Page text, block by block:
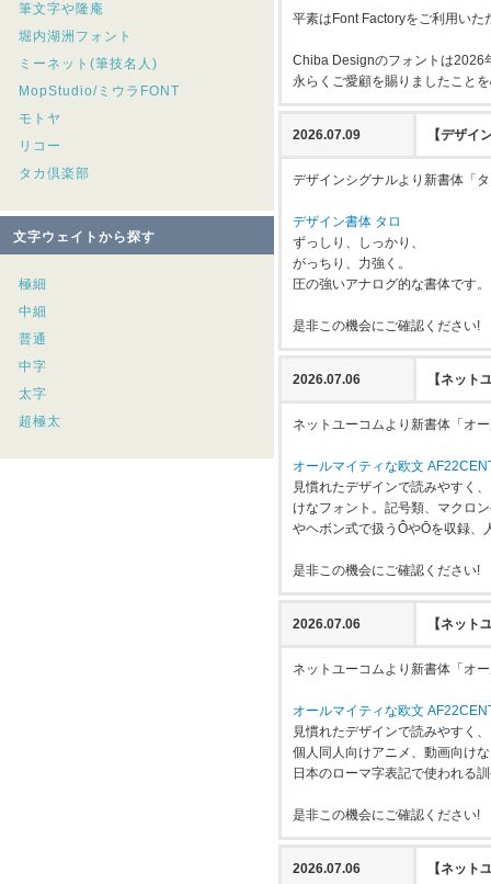
筆文字や隆庵
堀内湖洲フォント
ミーネット(筆技名人)
MopStudio/ミウラFONT
モトヤ
リコー
タカ倶楽部
文字ウェイトから探す
極細
中細
普通
中字
太字
超極太
平素はFont Factoryをご利用い
Chiba Designのフォントは2026
永らくご愛顧を賜りましたこと
2026.07.09 【デザイ
デザインシグナルより新書体「
デザイン書体 タロ
ずっしり、しっかり、
がっちり、力強く。
圧の強いアナログ的な書体です。
是非この機会にご確認ください!
2026.07.06 【ネット
ネットユーコムより新書体「オ
オールマイティな欧文
見慣れたデザインで読みやすく
けなフォント。記号類、マクロ
やヘボン式で扱うÔやŌを収録、
是非この機会にご確認ください!
2026.07.06 【ネット
ネットユーコムより新書体「オ
オールマイティな欧文
見慣れたデザインで読みやすく
個人同人向けアニメ、動画向け
日本のローマ字表記で使われる
是非この機会にご確認ください!
2026.07.06 【ネット